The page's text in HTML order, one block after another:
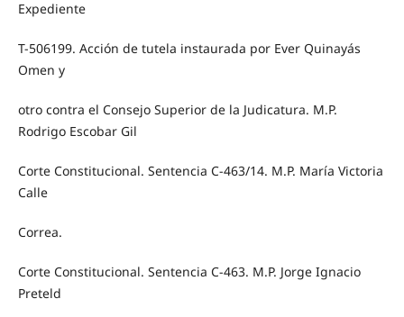
Expediente
T-506199. Acción de tutela instaurada por Ever Quinayás
Omen y
otro contra el Consejo Superior de la Judicatura. M.P.
Rodrigo Escobar Gil
Corte Constitucional. Sentencia C-463/14. M.P. María Victoria
Calle
Correa.
Corte Constitucional. Sentencia C-463. M.P. Jorge Ignacio
Preteld